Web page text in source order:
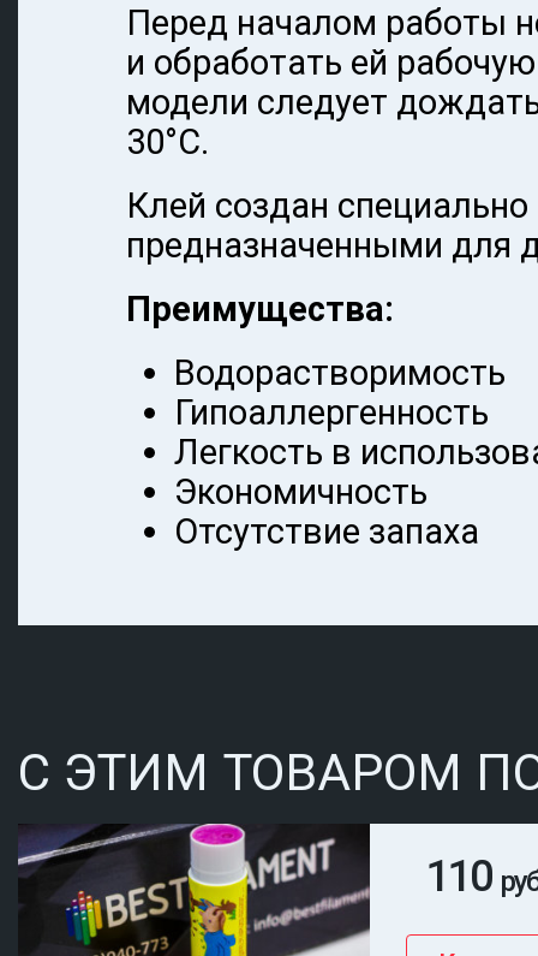
Перед началом работы
и обработать ей
модели следует
30°C.
Клей создан
предназначенными для
Преимущества:
Водорастворимость
Гипоаллергенность
Легкость в
Экономичность
Отсутствие запаха
С ЭТИМ ТОВАРОМ
110